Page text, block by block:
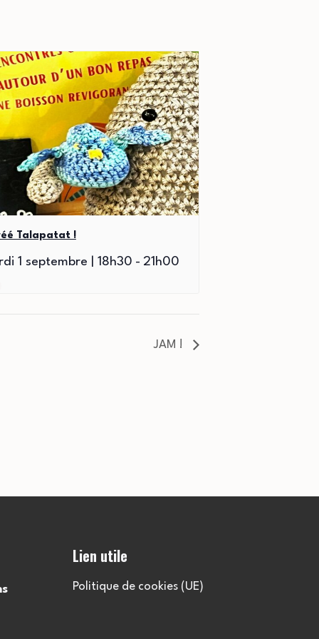
Talapatat !
1 septembre | 18h30 - 21h00
JAM !
Lien utile
Politique de cookies (UE)